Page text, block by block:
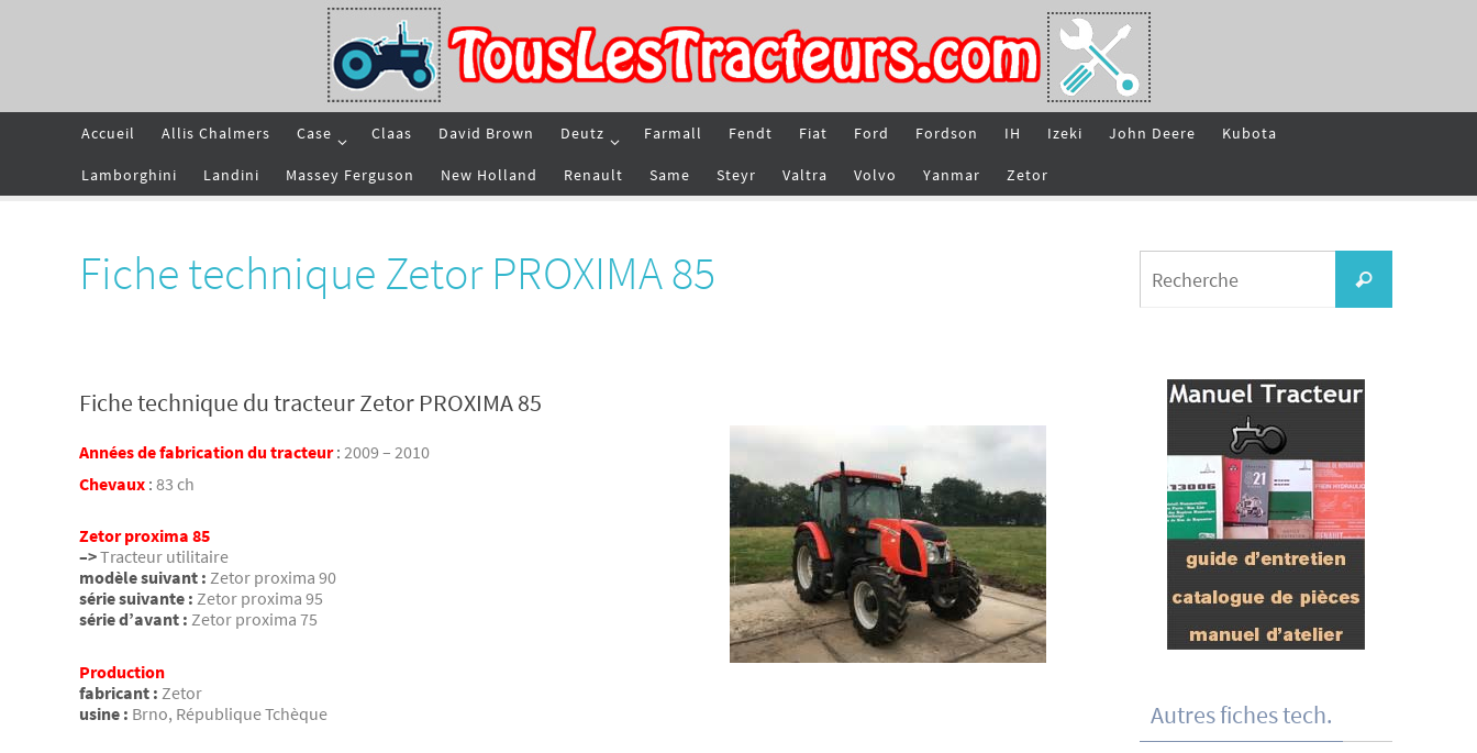
Accueil Allis Chalmers Case Claas David Brown Deutz Farmall Fendt Fiat Ford Fordson IH Izeki John Deere Kubota
Lamborghini Landini Massey Ferguson New Holland Renault Same Steyr Valtra Volvo Yanmar Zetor
Fiche technique Zetor PROXIMA 85
Fiche technique du tracteur Zetor PROXIMA 85
Années de fabrication du tracteur: 2009 – 2010
Chevaux : 83 ch
Zetor proxima 85
–>Tracteur utilitaire
modèle suivant : Zetor proxima 90
série suivante : Zetor proxima 95
série d’avant : Zetor proxima 75
Production
fabricant : Zetor
usine : Brno, République Tchèque
Recherche
Autres fiches tech.